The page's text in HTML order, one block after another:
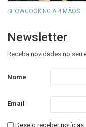
SHOWCOOKING A 4 MÃOS –
Newsletter
Receba novidades no seu
Nome
Email
Desejo receber notícias